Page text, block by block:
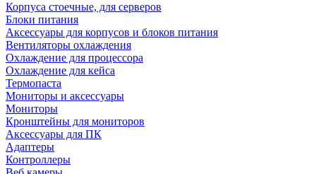
Корпуса стоечные, для серверов
Блоки питания
Аксессуары для корпусов и блоков питания
Вентиляторы охлаждения
Охлаждение для процессора
Охлаждение для кейса
Термопаста
Мониторы и аксессуары
Мониторы
Кронштейны для мониторов
Аксессуары для ПК
Адаптеры
Контроллеры